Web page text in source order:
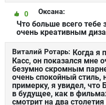
Оксана:
0
Что больше всего тебе
очень креативным
Виталий Ротарь: Когда я
Касс, он показался мне
безумно скромным
очень спокойный стиль,
примерку, я увидел, что
в будущее, как в
смотрит на два